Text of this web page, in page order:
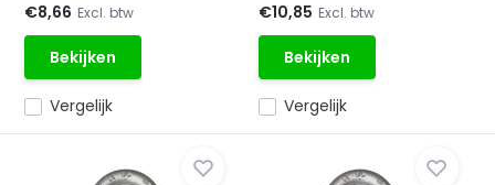
Vergelijk
€8,66 Excl. btw
Bekijken
Vergelijk
€10,85 Excl. btw
Bekijken